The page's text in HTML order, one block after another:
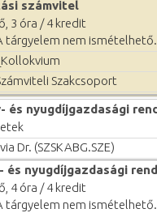
számvitel
3 óra / 4 kredit
tárgyelem nem ismételhető.
_Kollokvium
Szakcsoport
és nyugdíjgazdasági
Dr. (SZSKABG.SZE)
és nyugdíjgazdasági
4 óra / 4 kredit
tárgyelem nem ismételhető.